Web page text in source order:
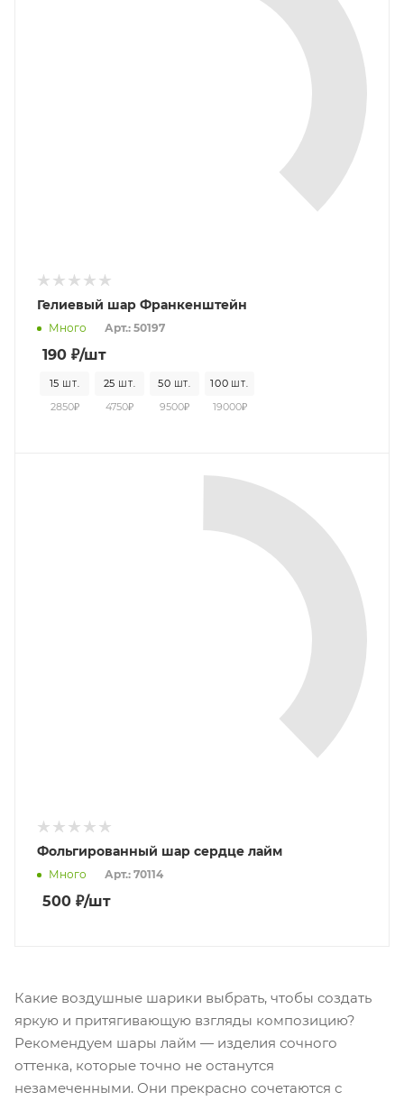
Гелиевый шар Франкенштейн
Много Арт.: 50197
190 ₽/шт
15 ШТ.
2850₽
25 ШТ.
4750₽
50 ШТ.
9500₽
100 ШТ.
19000₽
Фольгированный шар сердце лайм
Много Арт.: 70114
500 ₽/шт
Какие воздушные шарики выбрать, чтобы создать
яркую и притягивающую взгляды композицию?
Рекомендуем шары лайм — изделия сочного
оттенка, которые точно не останутся
незамеченными. Они прекрасно сочетаются с